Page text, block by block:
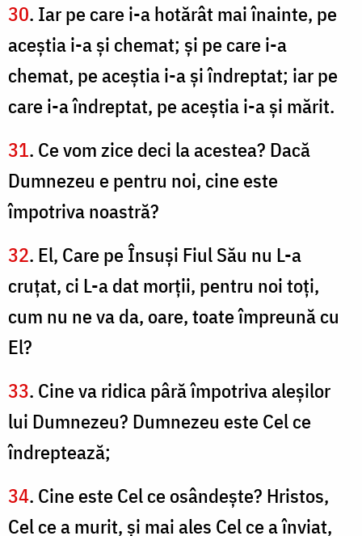
30. Iar pe care i-a hotărât mai înainte, pe
aceştia i-a şi chemat; şi pe care i-a
chemat, pe aceştia i-a şi îndreptat; iar pe
care i-a îndreptat, pe aceştia i-a şi mărit.
31. Ce vom zice deci la acestea? Dacă
Dumnezeu e pentru noi, cine este
împotriva noastră?
32. El, Care pe Însuşi Fiul Său nu L-a
cruţat, ci L-a dat morţii, pentru noi toţi,
cum nu ne va da, oare, toate împreună cu
El?
33. Cine va ridica pâră împotriva aleşilor
lui Dumnezeu? Dumnezeu este Cel ce
îndreptează;
34. Cine este Cel ce osândeşte? Hristos,
Cel ce a murit, şi mai ales Cel ce a înviat,